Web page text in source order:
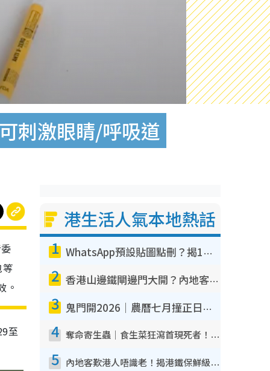
刺激眼睛/呼吸道
等
。
至
港生活人氣本地熱話
1 WhatsApp預設貼圖點刪？揭1招「反向操作」還原簡潔介面 附3步實測教學
2 香港山邊鐵閘邊門大開？內地客困惑意義何在！網民神回覆：呢種叫法理性防禦
3 鬼門開2026｜農曆七月撞正日全食特別邪？專家警告切忌做一事！揭4大禁忌+2招保平安
4 奪命寄生蟲｜食生菜狂瀉首現死者！疫潮惡化錄1.8萬宗病例 揭洗菜3大謬誤
5 內地客歎港人唔識老！揭港鐵保鮮級冷氣 港人求放過：咪投訴